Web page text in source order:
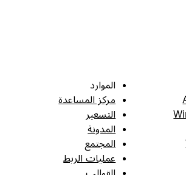
الموارد
مركز المساعدة
التسعير
المدونة
المجتمع
عمليات الربط